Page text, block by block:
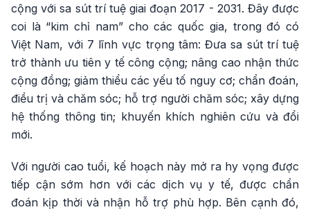
cộng với sa sút trí tuệ giai đoạn 2017 - 2031. Đây được
coi là “kim chỉ nam” cho các quốc gia, trong đó có
Việt Nam, với 7 lĩnh vực trọng tâm: Đưa sa sút trí tuệ
trở thành ưu tiên y tế công cộng; nâng cao nhận thức
cộng đồng; giảm thiểu các yếu tố nguy cơ; chẩn đoán,
điều trị và chăm sóc; hỗ trợ người chăm sóc; xây dựng
hệ thống thông tin; khuyến khích nghiên cứu và đổi
mới.
Với người cao tuổi, kế hoạch này mở ra hy vọng được
tiếp cận sớm hơn với các dịch vụ y tế, được chẩn
đoán kịp thời và nhận hỗ trợ phù hợp. Bên cạnh đó,